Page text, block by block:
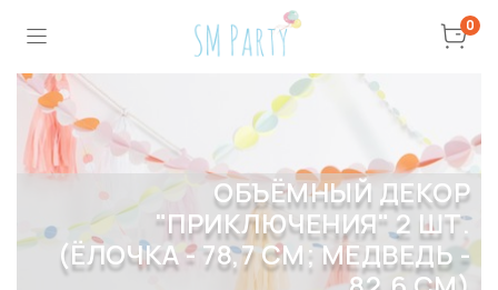
0
ОБЪЁМНЫЙ ДЕКОР
"ПРИКЛЮЧЕНИЯ" 2 ШТ.
(ЁЛОЧКА - 78,7 СМ; МЕДВЕДЬ -